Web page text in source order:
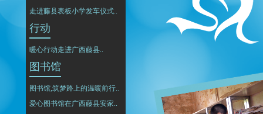
走进藤县表板小学发车仪式..
行动
暖心行动走进广西藤县..
图书馆
图书馆,筑梦路上的温暖前行..
爱心图书馆在广西藤县安家..